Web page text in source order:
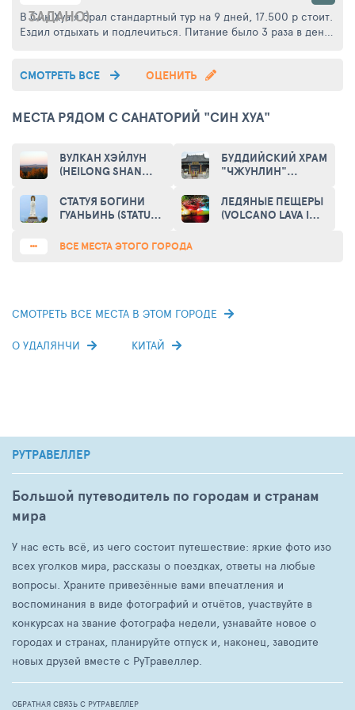
хорошим, появилась легкость в организме. Я довольная, тур
обошелся в 21.400 рублей, за лечение отдельно платила
19.000 рублей.
ЗАДАНО)
В Син Хуа я брал стандартный тур на 9 дней, 17.500 р стоит.
Ездил отдыхать и подлечиться. Питание было 3 раза в день,
иголки, беспокоили позвоночные боли. После процедур
двигаюсь, в общем отдых и лечение удались.
СМОТРЕТЬ ВСЕ ОЦЕНИТЬ
МЕСТА РЯДОМ С САНАТОРИЙ "СИН ХУА"
ВУЛКАН ХЭЙЛУН
(HEILONG SHAN
БУДДИЙСКИЙ ХРАМ
"ЧЖУНЛИН"
TEMPLE)
СТАТУЯ БОГИНИ
ГУАНЬИНЬ (STATUE
OF GUANYIN)
ЛЕДЯНЫЕ ПЕЩЕРЫ
(VOLCANO LAVA ICE
ВСЕ МЕСТА ЭТОГО ГОРОДА
СМОТРЕТЬ ВСЕ МЕСТА В ЭТОМ ГОРОДЕ
О УДАЛЯНЧИ КИТАЙ
РУТРАВЕЛЛЕР
Большой путеводитель по городам и странам
мира
У нас есть всё, из чего состоит путешествие: яркие фото изо
всех уголков мира, рассказы о поездках, ответы на любые
вопросы. Храните привезённые вами впечатления и
воспоминания в виде фотографий и отчётов, участвуйте в
конкурсах на звание фотографа недели, узнавайте новое о
городах и странах, планируйте отпуск и, наконец, заводите
новых друзей вместе с РуТравеллер.
ОБРАТНАЯ СВЯЗЬ С РУТРАВЕЛЛЕР